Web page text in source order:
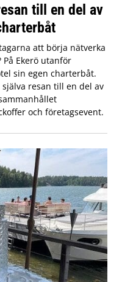
till en del av
att börja nätverka
Ekerö utanför
sin egen charterbåt.
resan till en del av
och företagsevent.